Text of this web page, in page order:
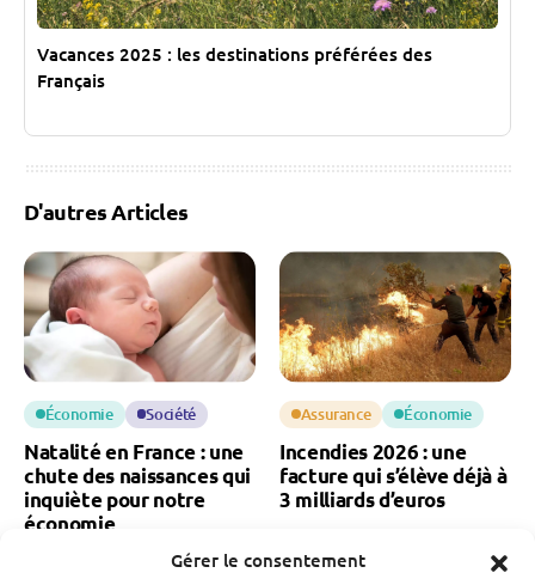
Gérer le consentement
Vacances 2025 : les destinations préférées des
Français
D'autres Articles
Économie Société
Natalité en France : une
chute des naissances qui
inquiète pour notre
économie
Assurance Économie
Incendies 2026 : une
facture qui s’élève déjà à
3 milliards d’euros
6 Août 2026